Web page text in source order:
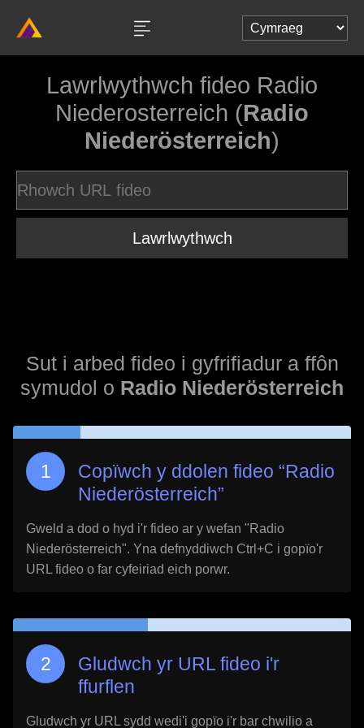
Lawrlwythwch fideo Radio
Niederosterreich (Radio
Niederösterreich)
Lawrlwythwch
Sut i arbed fideo i gyfrifiadur a ffôn
symudol o Radio Niederösterreich
Copïwch y ddolen fideo “Radio
Niederösterreich”
Gweld a dod o hyd i'r fideo ar y wefan "Radio
Niederösterreich". Yna defnyddiwch Ctrl+C i gopïo'r
URL fideo o far cyfeiriad eich porwr.
Gludwch yr URL fideo i'r
ffurflen
Gludwch yr URL sydd wedi'i gopïo i'r bar chwilio a